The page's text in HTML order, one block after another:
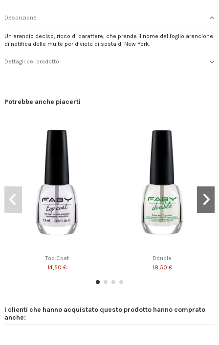
Descrizione
Un arancio deciso, ricco di carattere, che prende il nome dal foglio arancione
di notifica delle multe per divieto di sosta di New York.
Dettagli del prodotto
Potrebbe anche piacerti
Top Coat
14,50 €
Double
18,50 €
I clienti che hanno acquistato questo prodotto hanno comprato
anche: